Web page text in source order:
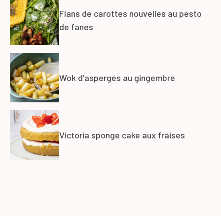
Flans de carottes nouvelles au pesto
de fanes
Wok d’asperges au gingembre
Victoria sponge cake aux fraises